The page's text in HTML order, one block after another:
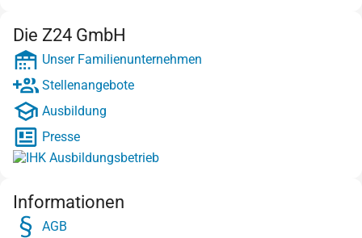
Die Z24 GmbH
Unser Familienunternehmen
Stellenangebote
Ausbildung
Presse
Informationen
AGB